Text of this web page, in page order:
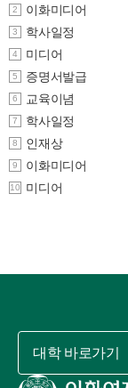
2 이화미디어
3 학사일정
4 미디어
5 증명서발급
6 교육이념
7 학사일정
8 인재상
9 이화미디어
10 미디어
대학 바로가기